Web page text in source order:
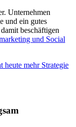
Unternehmen
und ein gutes
beschäftigen
und Social
heute mehr Strategie